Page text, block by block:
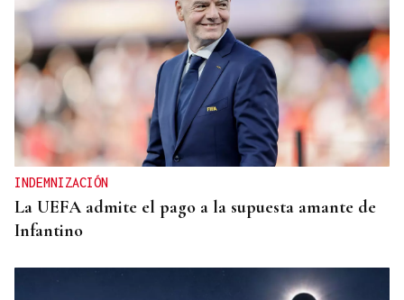
INDEMNIZACIÓN
La UEFA admite el pago a la supuesta amante de
Infantino